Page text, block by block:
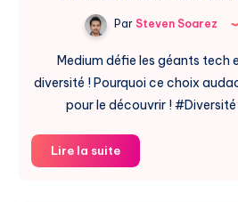
Par Steven Soarez
Medium défie les géants tech
diversité ! Pourquoi ce choix
pour le découvrir !
Lire la suiteMedium
Défend